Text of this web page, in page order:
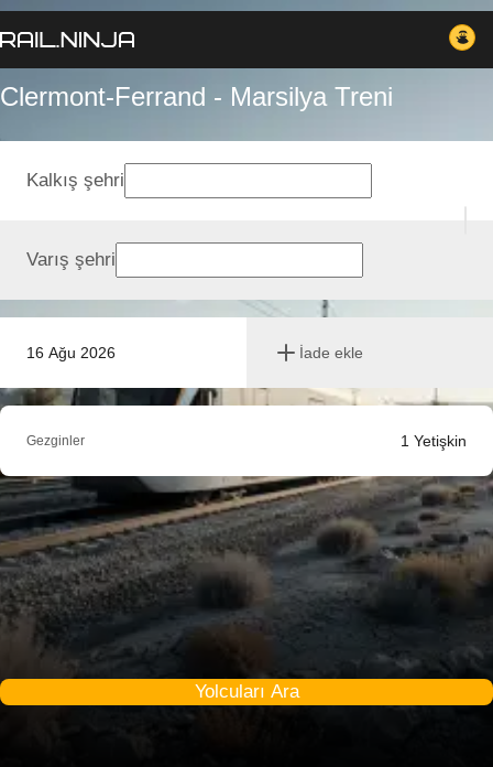
Clermont-Ferrand - Marsilya Treni
16 Ağu 2026 İade ekle
Kalkış şehri
Varış şehri
Gezginler 1 Yetişkin
Yolcuları Ara